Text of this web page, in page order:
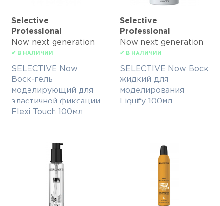
Selective
Professional
Now next generation
✔ В НАЛИЧИИ
SELECTIVE Now
Воск-гель
моделирующий для
эластичной фиксации
Flexi Touch 100мл
Selective
Professional
Now next generation
✔ В НАЛИЧИИ
SELECTIVE Now Воск
жидкий для
моделирования
Liquify 100мл